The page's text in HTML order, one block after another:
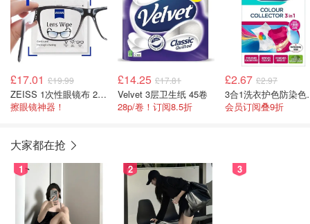
£17.01 £19.99
ZEISS 1次性眼镜布 200片
擦眼镜神器！
£14.25 £17.81
Velvet 3层卫生纸 45卷
28p/卷！订阅8.5折
£2.67 £2.97
3合1
会员订阅叠9折
大家都在抢
1 2 3